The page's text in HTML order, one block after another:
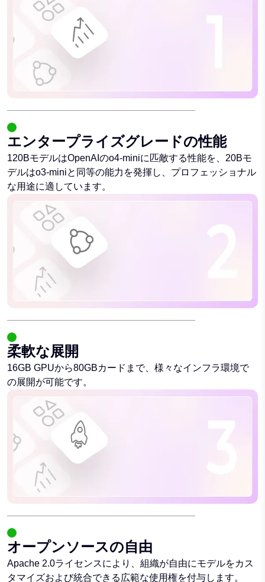
エンタープライズグレードの性能
120BモデルはOpenAIのo4-miniに匹敵する性能を、20Bモ
デルはo3-miniと同等の能力を発揮し、プロフェッショナル
な用途に適しています。
柔軟な展開
16GB GPUから80GBカードまで、様々なインフラ環境で
の展開が可能です。
オープンソースの自由
Apache 2.0ライセンスにより、組織が自由にモデルをカス
タマイズおよび統合できる広範な使用権を付与します。